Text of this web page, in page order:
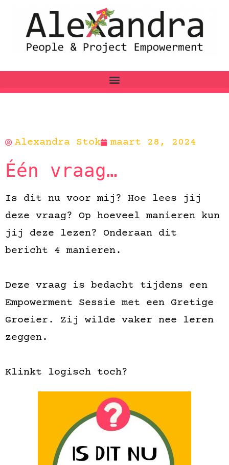
Alexandra Stok maart 28, 2024
Één vraag…
Is dit nu voor mij? Hoe lees jij
deze vraag? Op hoeveel manieren kun
jij deze lezen? Onderaan dit
bericht 4 manieren.
Deze vraag is bedacht tijdens een
Empowerment Sessie met een Gretige
Groeier. Zij wilde vaker nee leren
zeggen.
Klinkt logisch toch?